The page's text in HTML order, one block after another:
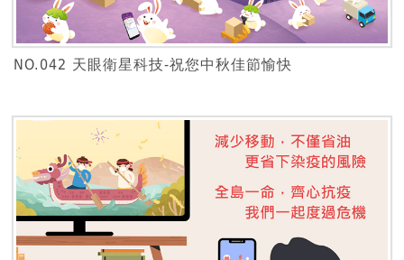
NO.042 天眼衛星科技-祝您中秋佳節愉快